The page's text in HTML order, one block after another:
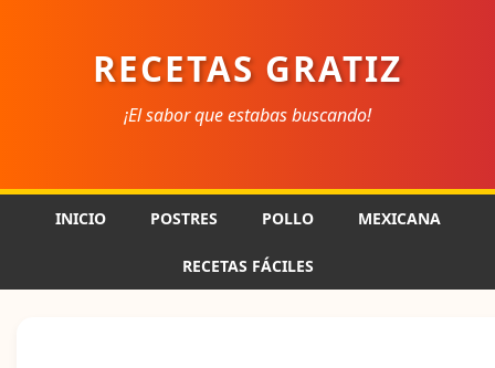
RECETAS GRATIZ
¡El sabor que estabas buscando!
INICIO POSTRES POLLO MEXICANA
RECETAS FÁCILES